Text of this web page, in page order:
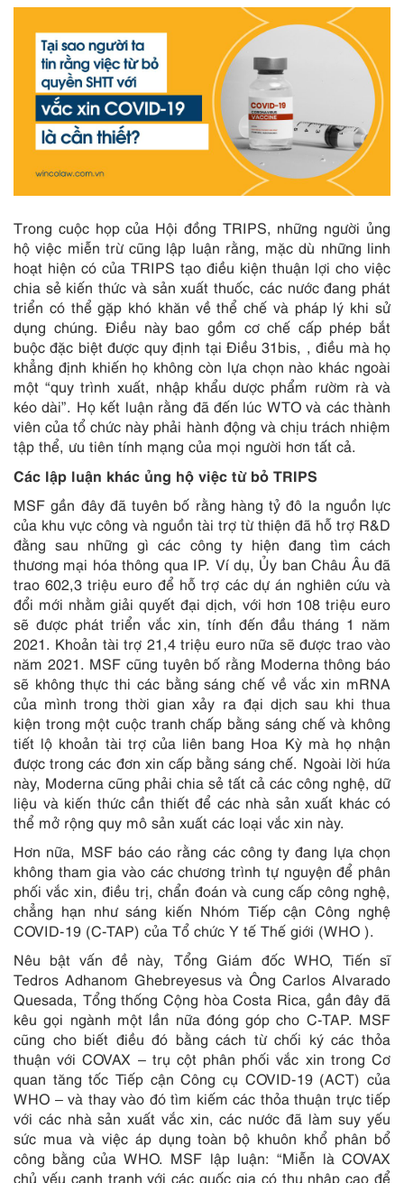
Trong cuộc họp của Hội đồng TRIPS, những người ủng
hộ việc miễn trừ cũng lập luận rằng, mặc dù những linh
hoạt hiện có của TRIPS tạo điều kiện thuận lợi cho việc
chia sẻ kiến thức và sản xuất thuốc, các nước đang phát
triển có thể gặp khó khăn về thể chế và pháp lý khi sử
dụng chúng. Điều này bao gồm cơ chế cấp phép bắt
buộc đặc biệt được quy định tại Điều 31bis, , điều mà họ
khẳng định khiến họ không còn lựa chọn nào khác ngoài
một “quy trình xuất, nhập khẩu dược phẩm rườm rà và
kéo dài”. Họ kết luận rằng đã đến lúc WTO và các thành
viên của tổ chức này phải hành động và chịu trách nhiệm
tập thể, ưu tiên tính mạng của mọi người hơn tất cả.
Các lập luận khác ủng hộ việc từ bỏ TRIPS
MSF gần đây đã tuyên bố rằng hàng tỷ đô la nguồn lực
của khu vực công và nguồn tài trợ từ thiện đã hỗ trợ R&D
đằng sau những gì các công ty hiện đang tìm cách
thương mại hóa thông qua IP. Ví dụ, Ủy ban Châu Âu đã
trao 602,3 triệu euro để hỗ trợ các dự án nghiên cứu và
đổi mới nhằm giải quyết đại dịch, với hơn 108 triệu euro
sẽ được phát triển vắc xin, tính đến đầu tháng 1 năm
2021. Khoản tài trợ 21,4 triệu euro nữa sẽ được trao vào
năm 2021. MSF cũng tuyên bố rằng Moderna thông báo
sẽ không thực thi các bằng sáng chế về vắc xin mRNA
của mình trong thời gian xảy ra đại dịch sau khi thua
kiện trong một cuộc tranh chấp bằng sáng chế và không
tiết lộ khoản tài trợ của liên bang Hoa Kỳ mà họ nhận
được trong các đơn xin cấp bằng sáng chế. Ngoài lời hứa
này, Moderna cũng phải chia sẻ tất cả các công nghệ, dữ
liệu và kiến thức cần thiết để các nhà sản xuất khác có
thể mở rộng quy mô sản xuất các loại vắc xin này.
Hơn nữa, MSF báo cáo rằng các công ty đang lựa chọn
không tham gia vào các chương trình tự nguyện để phân
phối vắc xin, điều trị, chẩn đoán và cung cấp công nghệ,
chẳng hạn như sáng kiến Nhóm Tiếp cận Công nghệ
COVID-19 (C-TAP) của Tổ chức Y tế Thế giới (WHO ).
Nêu bật vấn đề này, Tổng Giám đốc WHO, Tiến sĩ
Tedros Adhanom Ghebreyesus và Ông Carlos Alvarado
Quesada, Tổng thống Cộng hòa Costa Rica, gần đây đã
kêu gọi ngành một lần nữa đóng góp cho C-TAP. MSF
cũng cho biết điều đó bằng cách từ chối ký các thỏa
thuận với COVAX – trụ cột phân phối vắc xin trong Cơ
quan tăng tốc Tiếp cận Công cụ COVID-19 (ACT) của
WHO – và thay vào đó tìm kiếm các thỏa thuận trực tiếp
với các nhà sản xuất vắc xin, các nước đã làm suy yếu
sức mua và việc áp dụng toàn bộ khuôn khổ phân bổ
công bằng của WHO. MSF lập luận: “Miễn là COVAX
chủ yếu cạnh tranh với các quốc gia có thu nhập cao để